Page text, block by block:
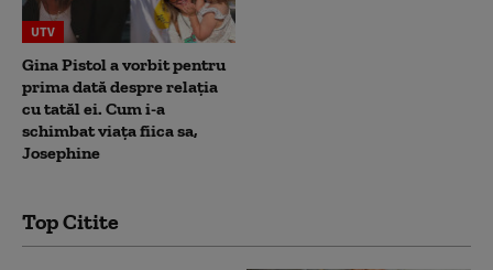
UTV
Gina Pistol a vorbit pentru
prima dată despre relația
cu tatăl ei. Cum i-a
schimbat viața fiica sa,
Josephine
Top Citite